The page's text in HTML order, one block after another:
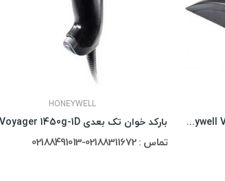
بارکد خوان تک بعدی Honeywell Voyager 1202g
HONEYWELL
تماس : 02188311672-02188491013